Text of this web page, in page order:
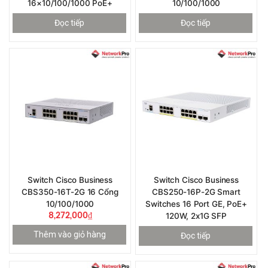
16×10/100/1000 PoE+
Đọc tiếp
10/100/1000
Đọc tiếp
Switch Cisco Business
CBS350-16T-2G 16 Cổng
10/100/1000
8,272,000₫
Thêm vào giỏ hàng
Switch Cisco Business
CBS250-16P-2G Smart
Switches 16 Port GE, PoE+
120W, 2x1G SFP
Đọc tiếp